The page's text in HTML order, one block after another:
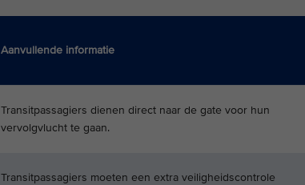
Aanvullende informatie
Transitpassagiers dienen direct naar de gate voor hun
vervolgvlucht te gaan.
Transitpassagiers moeten een extra veiligheidscontrole